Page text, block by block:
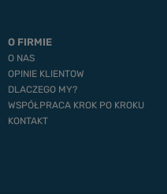
O FIRMIE
O NAS
OPINIE KLIENTOW
DLACZEGO MY?
WSPÓŁPRACA KROK PO KROKU
KONTAKT